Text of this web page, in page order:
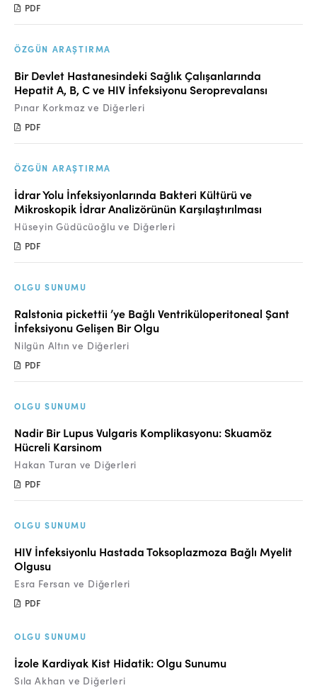
PDF
ÖZGÜN ARAŞTIRMA
Bir Devlet Hastanesindeki Sağlık Çalışanlarında
Hepatit A, B, C ve HIV İnfeksiyonu Seroprevalansı
Pınar Korkmaz ve Diğerleri
PDF
ÖZGÜN ARAŞTIRMA
İdrar Yolu İnfeksiyonlarında Bakteri Kültürü ve
Mikroskopik İdrar Analizörünün Karşılaştırılması
Hüseyin Güdücüoğlu ve Diğerleri
PDF
OLGU SUNUMU
Ralstonia pickettii ’ye Bağlı Ventriküloperitoneal Şant
İnfeksiyonu Gelişen Bir Olgu
Nilgün Altın ve Diğerleri
PDF
OLGU SUNUMU
Nadir Bir Lupus Vulgaris Komplikasyonu: Skuamöz
Hücreli Karsinom
Hakan Turan ve Diğerleri
PDF
OLGU SUNUMU
HIV İnfeksiyonlu Hastada Toksoplazmoza Bağlı Myelit
Olgusu
Esra Fersan ve Diğerleri
PDF
OLGU SUNUMU
İzole Kardiyak Kist Hidatik: Olgu Sunumu
Sıla Akhan ve Diğerleri